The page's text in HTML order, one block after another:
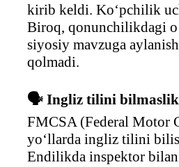
kirib keldi. Ko‘pchilik
Biroq, qonunchilikdagi
siyosiy mavzuga
qolmadi.
🗣️ Ingliz tilini bilmaslik
FMCSA (Federal Motor
yo‘llarda ingliz tilini
Endilikda inspektor